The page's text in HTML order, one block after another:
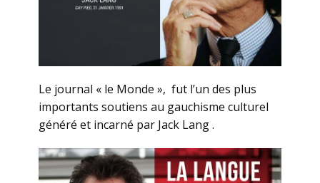
Le journal « le Monde », fut l’un des plus
importants soutiens au gauchisme culturel
généré et incarné par Jack Lang .